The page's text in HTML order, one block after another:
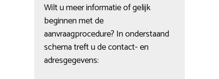
Wilt u meer informatie of gelijk
beginnen met de
aanvraagprocedure? In onderstaand
schema treft u de contact- en
adresgegevens: